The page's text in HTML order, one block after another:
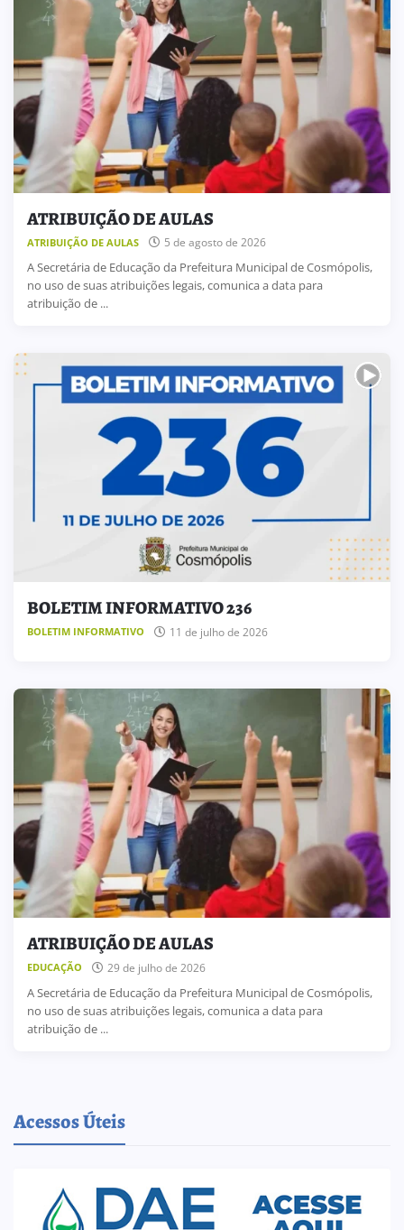
ATRIBUIÇÃO DE AULAS
ATRIBUIÇÃO DE AULAS 5 de agosto de 2026
A Secretária de Educação da Prefeitura Municipal de Cosmópolis,
no uso de suas atribuições legais, comunica a data para
atribuição de ...
BOLETIM INFORMATIVO 236
BOLETIM INFORMATIVO 11 de julho de 2026
ATRIBUIÇÃO DE AULAS
EDUCAÇÃO 29 de julho de 2026
A Secretária de Educação da Prefeitura Municipal de Cosmópolis,
no uso de suas atribuições legais, comunica a data para
atribuição de ...
Acessos Úteis